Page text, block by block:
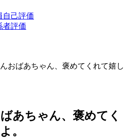
自己評価
者評価
おばあちゃん、褒めてくれて嬉し
あちゃん、褒めてく
。